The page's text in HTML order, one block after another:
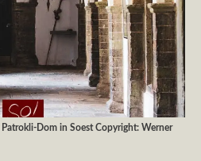
Dom in Soest Copyright: Werner